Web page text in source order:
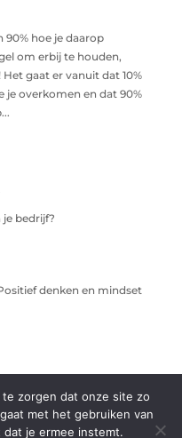
90% hoe je daarop
om erbij te houden,
gaat er vanuit dat 10%
je overkomen en dat 90%
je bedrijf?
denken en mindset
zorgen dat onze site zo
met het gebruiken van
je ermee instemt.